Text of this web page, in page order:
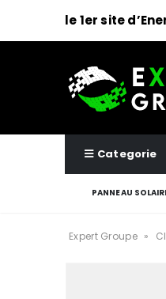
le 1er site
Categorie
PANNEAU
Expert Groupe »